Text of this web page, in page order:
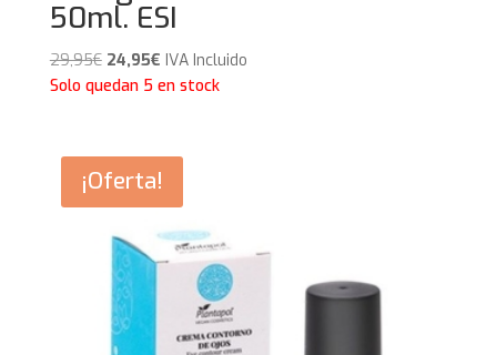
50ml. ESI
29,95€ El
precio
29,95€.
24,95€El
precio
24,95€.
IVA Incluido
Solo quedan 5 en stock
¡Oferta!